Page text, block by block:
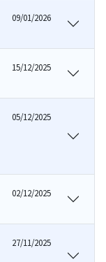
09/01/2026
15/12/2025
05/12/2025
02/12/2025
27/11/2025